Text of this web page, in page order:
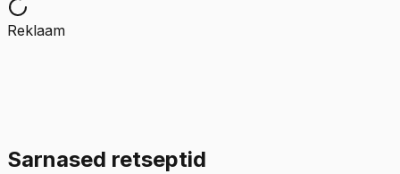
Reklaam
Sarnased retseptid